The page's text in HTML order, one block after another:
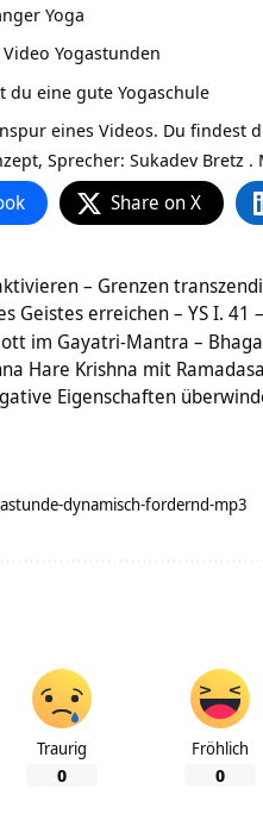
Yoga
Video Yogastunden
du eine guteYogaschule
eines Videos. Du findest
Sprecher: Sukadev Bretz
Share on X
– Grenzen
Geistes erreichen – YS I. 41
im Gayatri-Mantra –
Hare Krishna mit Ramadasa
Eigenschaften
dynamisch-fordernd-mp3
Traurig
0
Fröhlich
0